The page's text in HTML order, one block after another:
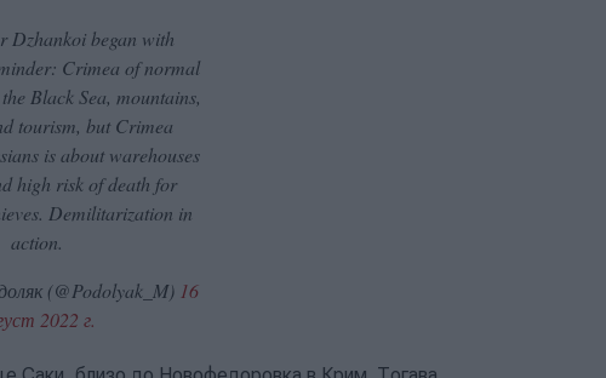
Dzhankoi began with
Crimea of normal
Black Sea, mountains,
tourism, but Crimea
is about warehouses
high risk of death for
Demilitarization in
action.
(@Podolyak_M) 16
2022 г.